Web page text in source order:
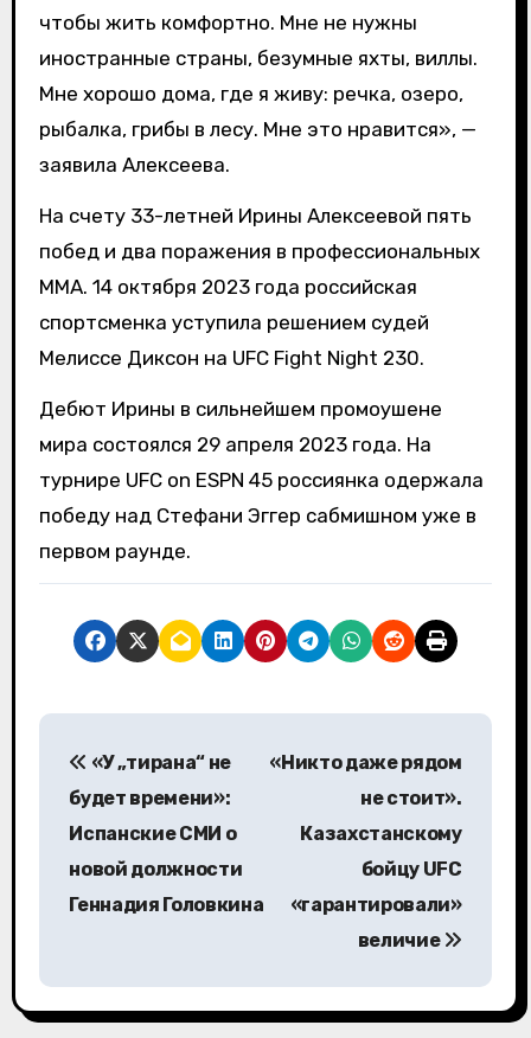
чтобы жить комфортно. Мне не нужны
иностранные страны, безумные яхты, виллы.
Мне хорошо дома, где я живу: речка, озеро,
рыбалка, грибы в лесу. Мне это нравится», —
заявила Алексеева.
На счету 33-летней Ирины Алексеевой пять
побед и два поражения в профессиональных
MMA. 14 октября 2023 года российская
спортсменка уступила решением судей
Мелиссе Диксон на UFC Fight Night 230.
Дебют Ирины в сильнейшем промоушене
мира состоялся 29 апреля 2023 года. На
турнире UFC on ESPN 45 россиянка одержала
победу над Стефани Эггер сабмишном уже в
первом раунде.
Н
а
ц
«У „тирана“ не
будет времени»:
Испанские СМИ о
новой должности
Геннадия Головкина
«Никто даже рядом
не стоит».
Казахстанскому
бойцу UFC
«гарантировали»
величие